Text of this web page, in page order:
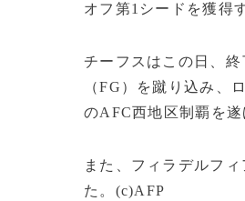
オフ第1シードを獲得
チーフスはこの日、
（FG）を蹴り込み、
のAFC西地区制覇を遂
また、フィラデルフ
た。(c)AFP